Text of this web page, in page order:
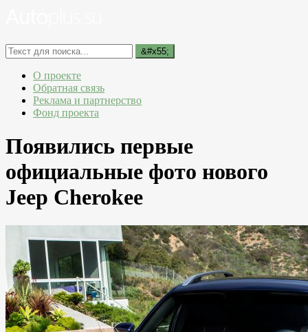
О проекте
Обратная связь
Реклама и партнерство
Фонд проекта
Появились первые
официальные фото нового
Jeep Cherokee